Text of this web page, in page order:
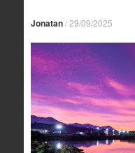
Jonatan/29/09/2025